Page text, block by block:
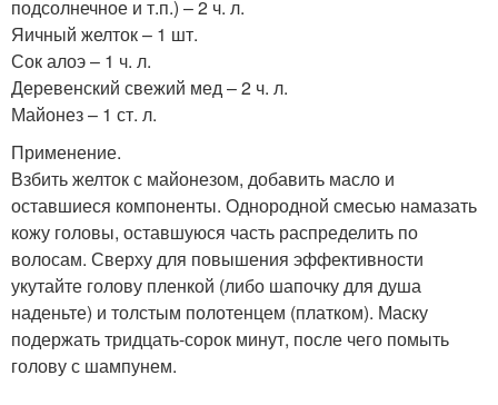
подсолнечное и т.п.) – 2 ч. л.
Яичный желток – 1 шт.
Сок алоэ – 1 ч. л.
Деревенский свежий мед – 2 ч. л.
Майонез – 1 ст. л.
Применение.
Взбить желток с майонезом, добавить масло и
оставшиеся компоненты. Однородной смесью намазать
кожу головы, оставшуюся часть распределить по
волосам. Сверху для повышения эффективности
укутайте голову пленкой (либо шапочку для душа
наденьте) и толстым полотенцем (платком). Маску
подержать тридцать-сорок минут, после чего помыть
голову с шампунем.